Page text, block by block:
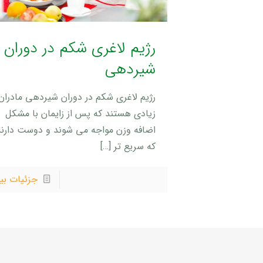
رژیم لاغری شکم در دوران
شیردهی
رژیم لاغری شکم در دوران شیردهی
زیادی هستند که پس از زایمان با مشکل
اضافه وزن مواجه می شوند و دوست
که سریع تر[…]
جزئیات